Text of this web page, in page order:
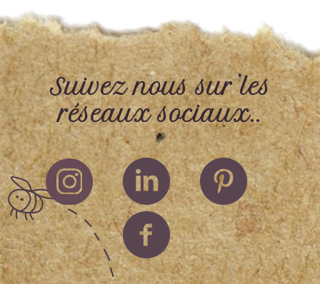
Suivez nous sur les
réseaux sociaux..